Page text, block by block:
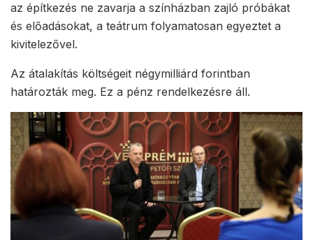
az építkezés ne zavarja a színházban zajló próbákat
és előadásokat, a teátrum folyamatosan egyeztet a
kivitelezővel.
Az átalakítás költségeit négymilliárd forintban
határozták meg. Ez a pénz rendelkezésre áll.